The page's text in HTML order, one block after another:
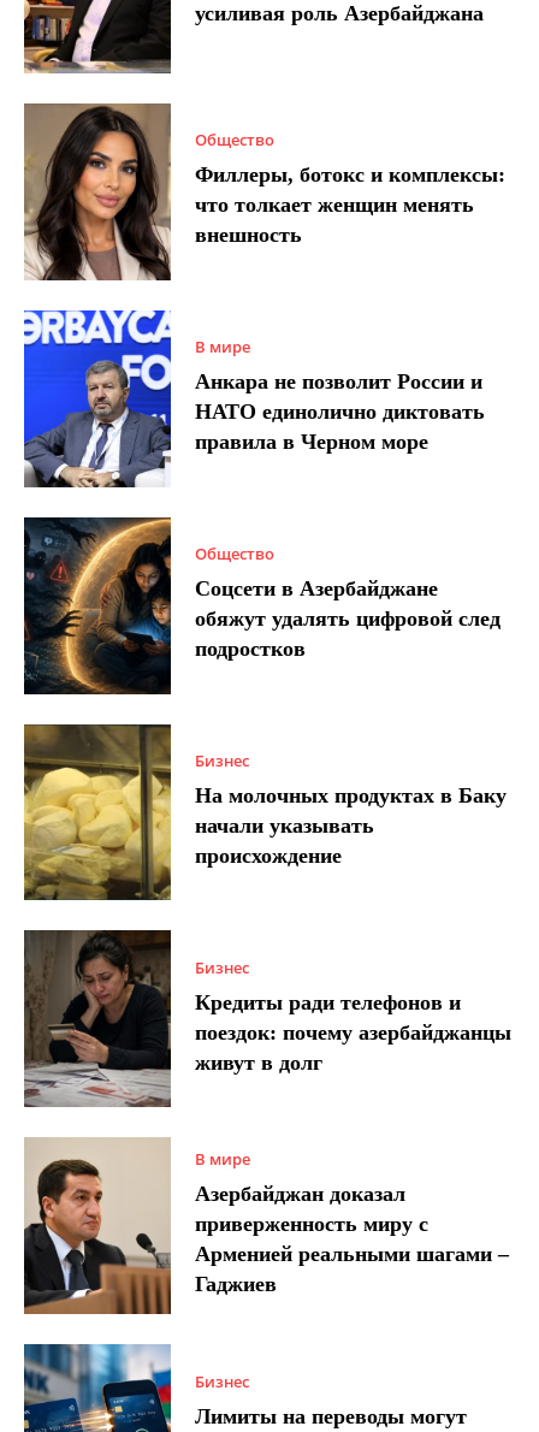
усиливая роль Азербайджана
Общество
Филлеры, ботокс и комплексы:
что толкает женщин менять
внешность
В мире
Анкара не позволит России и
НАТО единолично диктовать
правила в Черном море
Общество
Соцсети в Азербайджане
обяжут удалять цифровой след
подростков
Бизнес
На молочных продуктах в Баку
начали указывать
происхождение
Бизнес
Кредиты ради телефонов и
поездок: почему азербайджанцы
живут в долг
В мире
Азербайджан доказал
приверженность миру с
Арменией реальными шагами –
Гаджиев
Бизнес
Лимиты на переводы могут